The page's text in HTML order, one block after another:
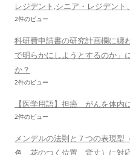
レジデント,シニア・レジデン
2件のビュー
科研費申請書の研究計画欄に纏
で明らかにしようとするのか」
か？
2件のビュー
【医学用語】担癌 がんを体内
2件のビュー
メンデルの法則と７つの表現型
色、花のつく位置、背丈）に対